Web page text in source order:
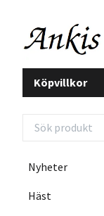
Köpvillkor
Nyheter
Häst